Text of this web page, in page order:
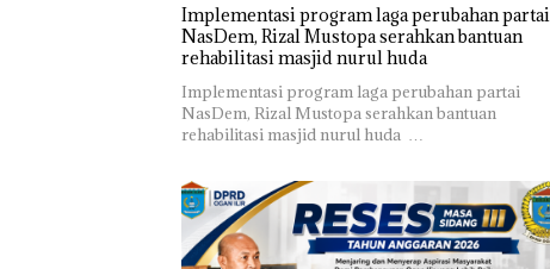
Implementasi program laga perubahan partai
NasDem, Rizal Mustopa serahkan bantuan
Implementasi program laga perubahan partai
NasDem, Rizal Mustopa serahkan bantuan
rehabilitasi masjid nurul huda …